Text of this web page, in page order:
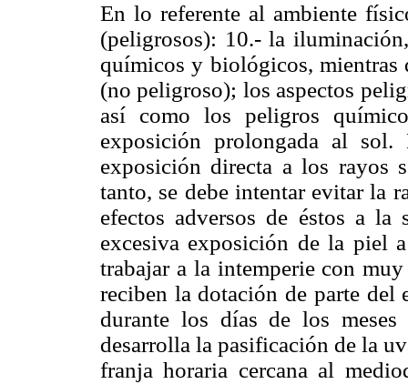
En lo referente al ambiente
(peligrosos): 10.- la
químicos y biológicos,
(no peligroso); los aspectos
así como los peligros
exposición prolongada al sol.
exposición directa a los rayos
tanto, se debe intentar evitar la
efectos adversos de éstos a la
excesiva exposición de la piel
trabajar a la intemperie con
reciben la dotación de parte del
durante los días de los
desarrolla la pasificación de la
franja horaria cercana al